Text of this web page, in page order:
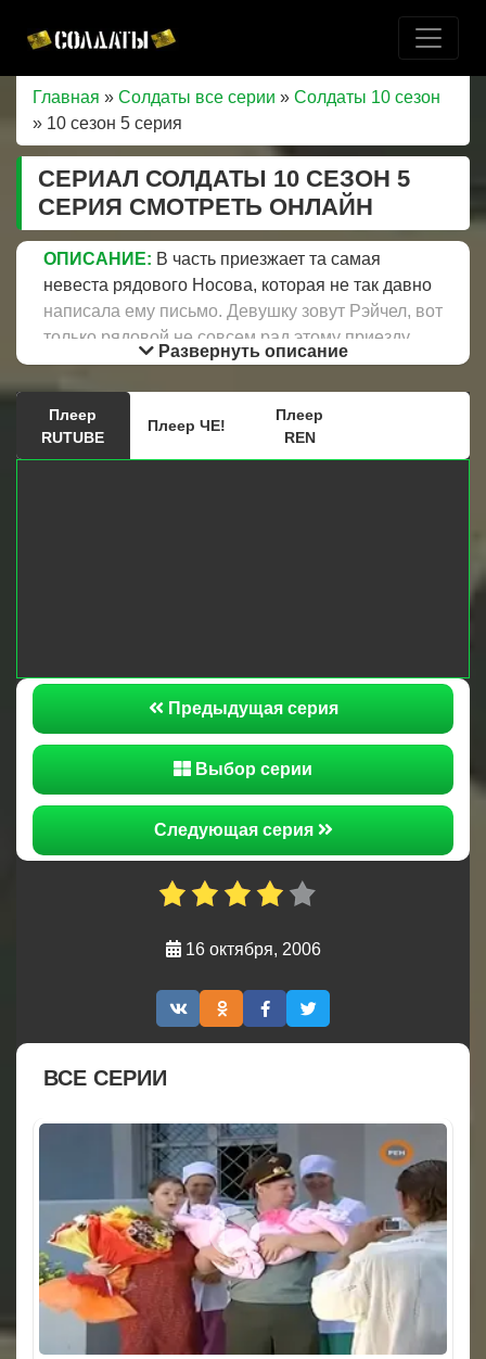
Главная » Солдаты все серии » Солдаты 10 сезон
» 10 сезон 5 серия
СЕРИАЛ СОЛДАТЫ 10 СЕЗОН 5
СЕРИЯ СМОТРЕТЬ ОНЛАЙН
ОПИСАНИЕ: В часть приезжает та самая
невеста рядового Носова, которая не так давно
написала ему письмо. Девушку зовут Рэйчел, вот
только рядовой не совсем рад этому приезду,
ведь у неё теплые отношения с работницей
библиотеки. Старики второй роты решили из
варенья, которое забродило приготовить бражку,
но во время первой пробы целебного напитка в
Развернуть описание
Плеер
RUTUBE
Плеер ЧЕ!
Плеер
REN
Предыдущая серия
Выбор серии
Следующая серия
16 октября, 2006
ВСЕ СЕРИИ